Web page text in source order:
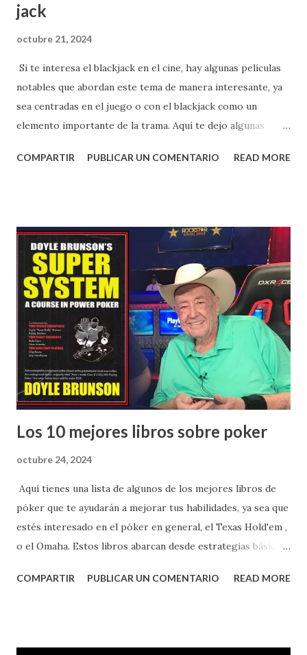
jack
octubre 21, 2024
Si te interesa el blackjack en el cine, hay algunas películas
notables que abordan este tema de manera interesante, ya
sea centradas en el juego o con el blackjack como un
elemento importante de la trama. Aquí te dejo algunas
en hechos reales, sigue la historia de un grupo de
Aunque toma algunas licencias creativas, es una excelente
forma de ver el blackjack en acción. 2. **"Rain Man" (1988)**
- Aunque el foco principal de la película no es el blackjack,
el juego aparece en una de las escenas más memorables. La
historia sigue a un hombre que descubre que su hermano
autista tiene un increíble talento para el conteo de cartas y
juntos se embarcan en una travesía que involucra el juego
de casino. 3. **"The Hangover" (2009)** -...
COMPARTIR PUBLICAR UN COMENTARIO READ MORE
Los 10 mejores libros sobre poker
octubre 24, 2024
Aquí tienes una lista de algunos de los mejores libros de
póker que te ayudarán a mejorar tus habilidades, ya sea que
estés interesado en el póker en general, el Texas Hold'em ,
o el Omaha. Estos libros abarcan desde estrategias básicas
por expertos en el campo. ### **1. "Super System: A
COMPARTIR PUBLICAR UN COMENTARIO READ MORE